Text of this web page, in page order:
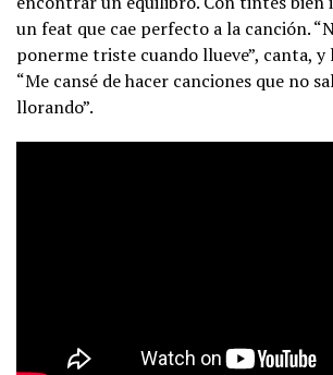
un feat que cae perfecto a la canción.
ponerme triste cuando llueve”, canta,
“Me cansé de hacer canciones que no
llorando”.